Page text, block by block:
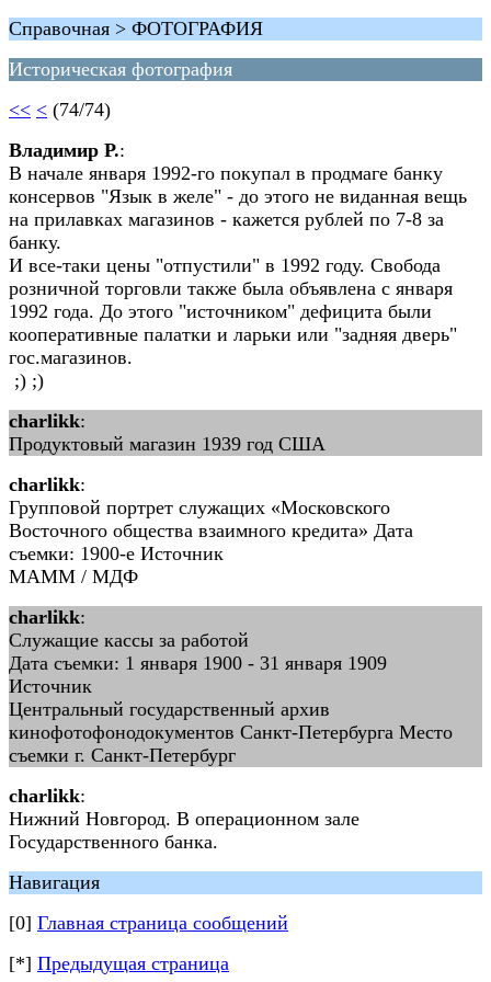
Справочная > ФОТОГРАФИЯ
Историческая фотография
<< < (74/74)
Владимир Р.:
В начале января 1992-го покупал в продмаге банку
консервов "Язык в желе" - до этого не виданная вещь
на прилавках магазинов - кажется рублей по 7-8 за
банку.
И все-таки цены "отпустили" в 1992 году. Свобода
розничной торговли также была объявлена с января
1992 года. До этого "источником" дефицита были
кооперативные палатки и ларьки или "задняя дверь"
гос.магазинов.
;) ;)
charlikk:
Продуктовый магазин 1939 год США
charlikk:
Групповой портрет служащих «Московского
Восточного общества взаимного кредита» Дата
съемки: 1900-е Источник
МАММ / МДФ
charlikk:
Служащие кассы за работой
Дата съемки: 1 января 1900 - 31 января 1909
Источник
Центральный государственный архив
кинофотофонодокументов Санкт-Петербурга Место
съемки г. Санкт-Петербург
charlikk:
Нижний Новгород. В операционном зале
Государственного банка.
Навигация
[0] Главная страница сообщений
[*] Предыдущая страница